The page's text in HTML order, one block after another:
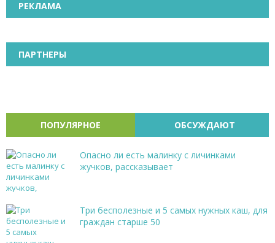
РЕКЛАМА
ПАРТНЕРЫ
ПОПУЛЯРНОЕ ОБСУЖДАЮТ
Опасно ли есть малинку с личинками
жучков, рассказывает
Три бесполезные и 5 самых нужных каш, для
граждан старше 50